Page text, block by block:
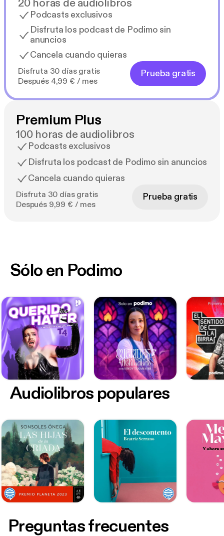
20 horas de audiolibros
Podcasts exclusivos
Disfruta los podcast de Podimo sin
anuncios
Cancela cuando quieras
Disfruta 30 días gratis
Después 4,99 € / mes
Prueba gratis
Premium Plus
100 horas de audiolibros
Podcasts exclusivos
Disfruta los podcast de Podimo sin anuncios
Cancela cuando quieras
Disfruta 30 días gratis
Después 9,99 € / mes
Prueba gratis
Sólo en Podimo
Audiolibros populares
Preguntas frecuentes